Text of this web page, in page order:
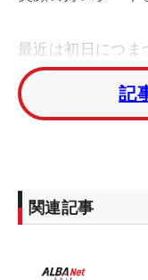
最近は初日につ
が、その“鬼門”
5メートルを決め
最後だししっか
それでも前半はバ
はバーディ1つだ
距離感が合わな
記
関連記事